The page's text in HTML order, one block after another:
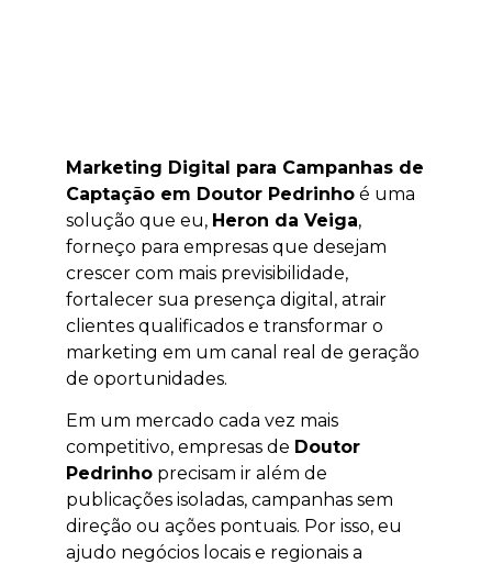
Marketing Digital para Campanhas de
Captação em Doutor Pedrinho é uma
solução que eu, Heron da Veiga,
forneço para empresas que desejam
crescer com mais previsibilidade,
fortalecer sua presença digital, atrair
clientes qualificados e transformar o
marketing em um canal real de geração
de oportunidades.
Em um mercado cada vez mais
competitivo, empresas de Doutor
Pedrinho precisam ir além de
publicações isoladas, campanhas sem
direção ou ações pontuais. Por isso, eu
ajudo negócios locais e regionais a